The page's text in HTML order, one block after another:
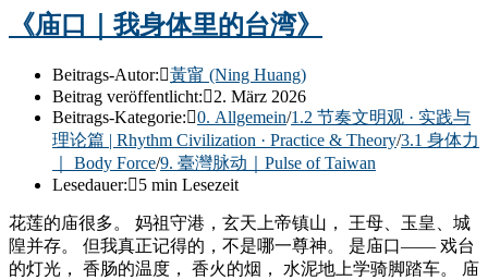
《庙口｜我身体里的台湾》
Beitrags-Autor:
黃甯 (Ning Huang)
Beitrag veröffentlicht:
2. März 2026
Beitrags-Kategorie:
0. Allgemein/1.2 节奏文明观 · 实践与
理论篇 | Rhythm Civilization · Practice & Theory/3.1 身体力
｜ Body Force/9. 臺灣脉动｜Pulse of Taiwan
Lesedauer:
5 min Lesezeit
花莲的庙很多。 妈祖守港，玄天上帝镇山， 王母、玉皇、城
隍并存。 但我真正记得的，不是哪一尊神。 是庙口—— 戏台
的灯光， 香肠的温度， 香火的烟， 水泥地上学骑脚踏车。 庙